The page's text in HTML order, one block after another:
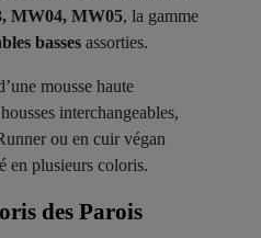
MW04, MW05, la gamme
basses assorties.
mousse haute
interchangeables,
ou en cuir végan
en plusieurs coloris.
des Parois